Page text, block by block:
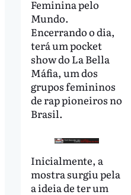
Feminina pelo
Mundo.
Encerrando o dia,
terá um pocket
show do La Bella
Máfia, um dos
grupos femininos
de rap pioneiros no
Brasil.
Inicialmente, a
mostra surgiu pela
a ideia de ter um